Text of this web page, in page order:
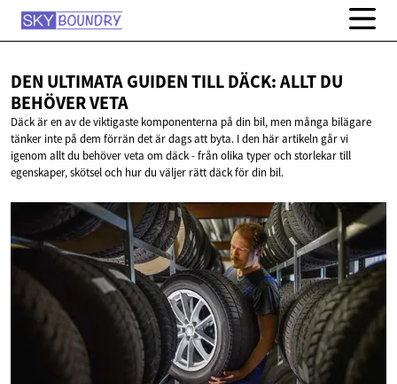
DEN ULTIMATA GUIDEN TILL DÄCK: ALLT DU
BEHÖVER VETA
Däck är en av de viktigaste komponenterna på din bil, men många bilägare
tänker inte på dem förrän det är dags att byta. I den här artikeln går vi
igenom allt du behöver veta om däck - från olika typer och storlekar till
egenskaper, skötsel och hur du väljer rätt däck för din bil.